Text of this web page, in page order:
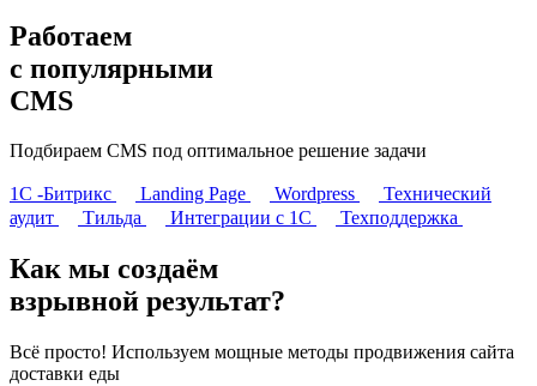
Работаем
с популярными
CMS
Подбираем CMS под оптимальное решение задачи
1С -Битрикс Landing Page Wordpress
Технический
аудит
Тильда Интеграции с 1С Техподдержка
Как мы создаём
взрывной результат?
Всё просто! Используем мощные методы продвижения сайта
доставки еды